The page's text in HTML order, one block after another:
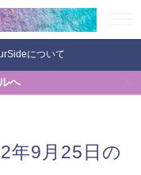
について
へ
年9月25日の